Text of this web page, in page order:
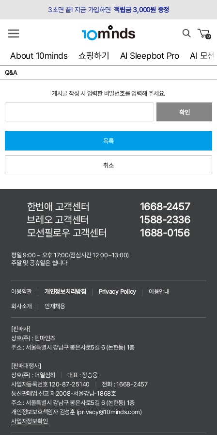
3초면 끝! 지금 가입하면 적립금 3,000원 증정
0
About 10minds 쇼핑하기 AI Sleepbot Pro AI 모션
Q&A
게시글 작성 시 입력한 비밀번호를 입력해 주세요.
확인
목록
취소
한번애 고객센터
1668-2457
브레오 고객센터
1588-2336
모션필로우 고객센터
1688-0156
평일 9:00 ~ 오후 17:00(점심시간 12:00~13:00)
주말 및 공휴일은 쉽니다
이용약관 개인정보처리방침 Privacy Policy
이용안내
회사소개
인재채용
[판매사]
상호(주) : 텐마인즈
주소 : 서울특별시 강남구 봉은사로5길 6 (논현동) 1층
[판매대행사]
상호(주) : 더열심히
대표 : 장승웅
사업자등록번호 120-87-25140
전화 : 1668-2457
통신판매업 신고 제2008-서울강남-1868호
주소 : 서울특별시 강남구 봉은사로5길 6 (논현동) 1층
개인정보보호책임자 김성훈 (privacy@10minds.com)
사업자정보확인